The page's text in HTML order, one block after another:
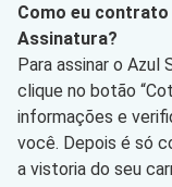
Como eu
Assinatura?
Para assinar o Azul
clique no botão
informações e
você. Depois é só
a vistoria do seu